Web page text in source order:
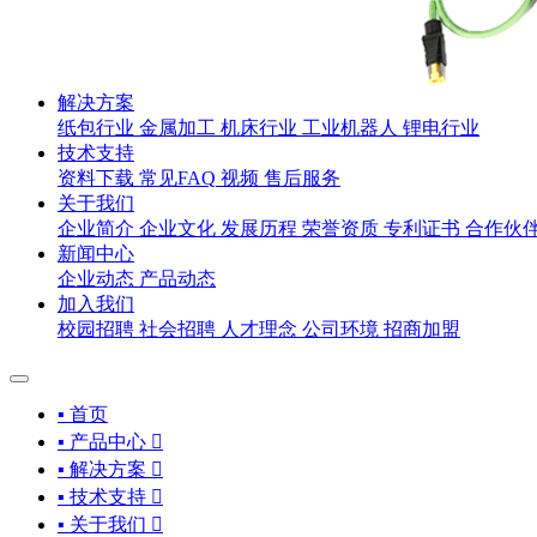
解决方案
纸包行业 金属加工 机床行业 工业机器人 锂电行业
技术支持
资料下载 常见FAQ 视频 售后服务
关于我们
企业简介 企业文化 发展历程 荣誉资质 专利证书 合作伙
新闻中心
企业动态 产品动态
加入我们
校园招聘 社会招聘 人才理念 公司环境 招商加盟
▪ 首页
▪ 产品中心 
▪ 解决方案 
▪ 技术支持 
▪ 关于我们 